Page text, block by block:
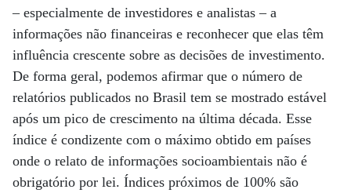
– especialmente de investidores e analistas – a
informações não financeiras e reconhecer que elas têm
influência crescente sobre as decisões de investimento.
De forma geral, podemos afirmar que o número de
relatórios publicados no Brasil tem se mostrado estável
após um pico de crescimento na última década. Esse
índice é condizente com o máximo obtido em países
onde o relato de informações socioambientais não é
obrigatório por lei. Índices próximos de 100% são